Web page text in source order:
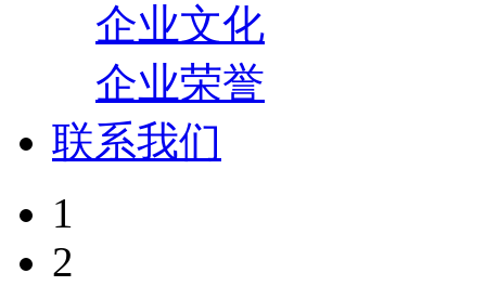
企业文化
企业荣誉
联系我们
1
2